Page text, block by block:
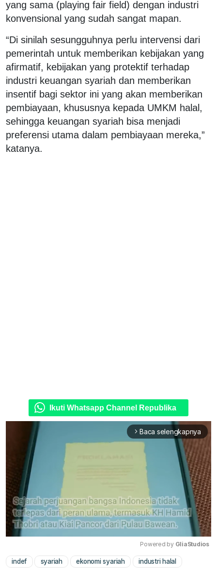
yang sama (playing fair field) dengan industri
konvensional yang sudah sangat mapan.
“Di sinilah sesungguhnya perlu intervensi dari
pemerintah untuk memberikan kebijakan yang
afirmatif, kebijakan yang protektif terhadap
industri keuangan syariah dan memberikan
insentif bagi sektor ini yang akan memberikan
pembiayaan, khususnya kepada UMKM halal,
sehingga keuangan syariah bisa menjadi
preferensi utama dalam pembiayaan mereka,”
katanya.
Ikuti Whatsapp Channel Republika
arrow_forward_ios Baca selengkapnya
Mute
Powered by GliaStudios
indef syariah ekonomi syariah industri halal